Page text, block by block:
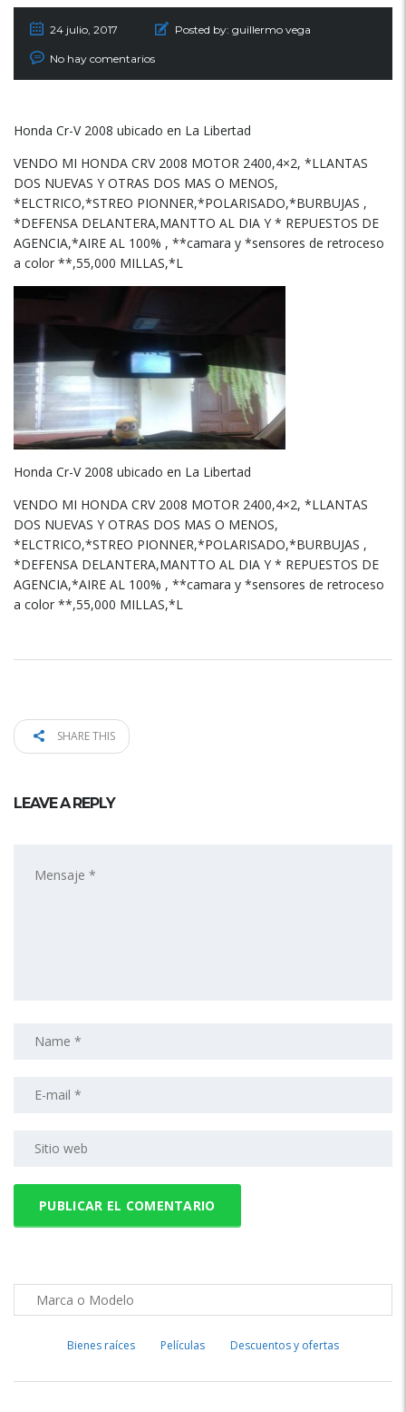
24 julio, 2017 Posted by: guillermo vega
No hay comentarios
Honda Cr-V 2008 ubicado en La Libertad
VENDO MI HONDA CRV 2008 MOTOR 2400,4×2, *LLANTAS
DOS NUEVAS Y OTRAS DOS MAS O MENOS,
*ELCTRICO,*STREO PIONNER,*POLARISADO,*BURBUJAS ,
*DEFENSA DELANTERA,MANTTO AL DIA Y * REPUESTOS DE
AGENCIA,*AIRE AL 100% , **camara y *sensores de retroceso
a color **,55,000 MILLAS,*L
Honda Cr-V 2008 ubicado en La Libertad
VENDO MI HONDA CRV 2008 MOTOR 2400,4×2, *LLANTAS
DOS NUEVAS Y OTRAS DOS MAS O MENOS,
*ELCTRICO,*STREO PIONNER,*POLARISADO,*BURBUJAS ,
*DEFENSA DELANTERA,MANTTO AL DIA Y * REPUESTOS DE
AGENCIA,*AIRE AL 100% , **camara y *sensores de retroceso
a color **,55,000 MILLAS,*L
SHARE THIS
LEAVE A REPLY
Bienes raíces Películas Descuentos y ofertas